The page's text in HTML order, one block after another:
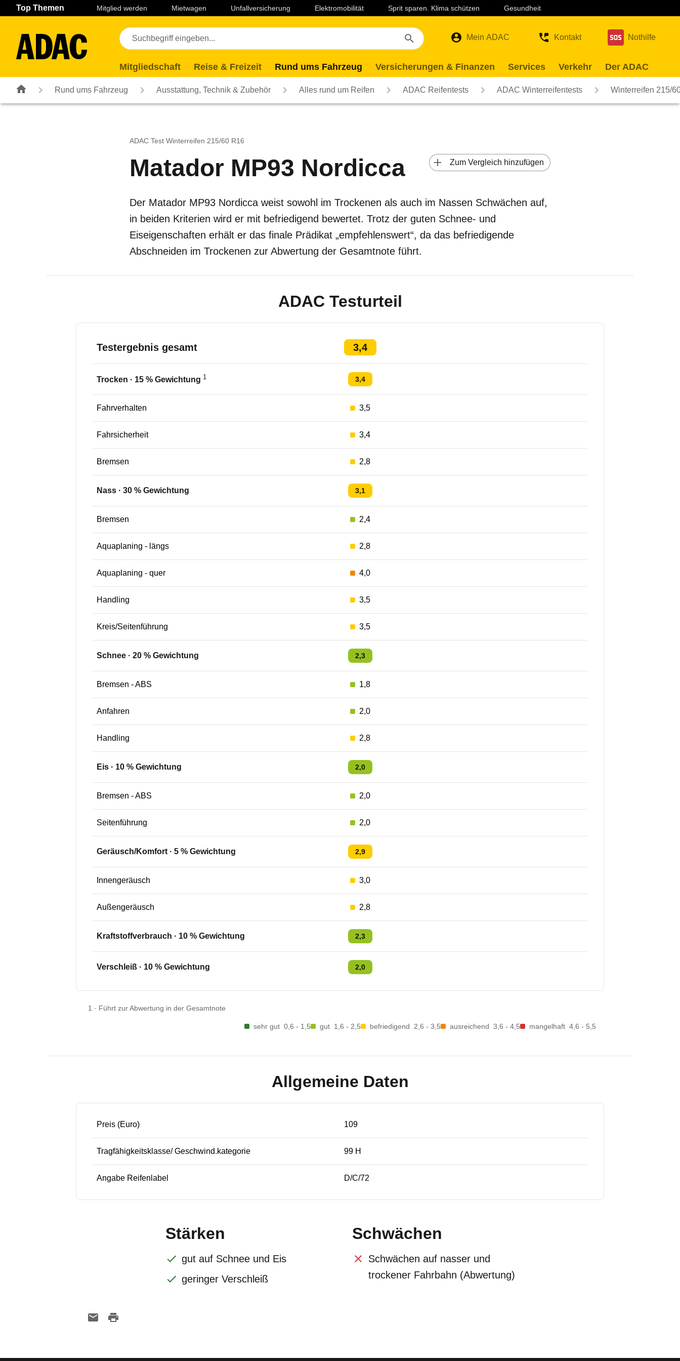
Navigation Seiteninhalt Fußzeile
Top Themen Mitglied werden Mietwagen Unfallversicherung Elektromobilität Sprit sparen. Klima schützen Gesundheit
Mein ADAC Kontakt Nothilfe
Mitgliedschaft Reise & Freizeit Rund ums Fahrzeug Versicherungen & Finanzen Services Verkehr Der ADAC
Rund ums Fahrzeug Ausstattung, Technik & Zubehör Alles rund um Reifen ADAC Reifentests ADAC Winterreifentests Winterreifen 215/
ADAC Test Winterreifen 215/60 R16
Matador MP93 Nordicca Zum Vergleich hinzufügen
Der Matador MP93 Nordicca weist sowohl im Trockenen als auch im Nassen Schwächen auf,
in beiden Kriterien wird er mit befriedigend bewertet. Trotz der guten Schnee- und
Eiseigenschaften erhält er das finale Prädikat „empfehlenswert“, da das befriedigende
Abschneiden im Trockenen zur Abwertung der Gesamtnote führt.
ADAC Testurteil
Testergebnis gesamt 3,4
Trocken · 15 % Gewichtung 1 3,4
Fahrverhalten 3,5
Fahrsicherheit 3,4
Bremsen 2,8
Nass · 30 % Gewichtung 3,1
Bremsen 2,4
Aquaplaning - längs 2,8
Aquaplaning - quer 4,0
Handling 3,5
Kreis/Seitenführung 3,5
Schnee · 20 % Gewichtung 2,3
Bremsen - ABS 1,8
Anfahren 2,0
Handling 2,8
Eis · 10 % Gewichtung 2,0
Bremsen - ABS 2,0
Seitenführung 2,0
Geräusch/Komfort · 5 % Gewichtung 2,9
Innengeräusch 3,0
Außengeräusch 2,8
Kraftstoffverbrauch · 10 % Gewichtung 2,3
Verschleiß · 10 % Gewichtung 2,0
1 · Führt zur Abwertung in der Gesamtnote
sehr gut 0,6 - 1,5 gut 1,6 - 2,5 befriedigend 2,6 - 3,5 ausreichend 3,6 - 4,5 mangelhaft 4,6 - 5,5
Allgemeine Daten
Preis (Euro) 109
Tragfähigkeitsklasse/ Geschwind.kategorie 99 H
Angabe Reifenlabel D/C/72
Stärken
gut auf Schnee und Eis
geringer Verschleiß
Schwächen
Schwächen auf nasser und
trockener Fahrbahn (Abwertung)